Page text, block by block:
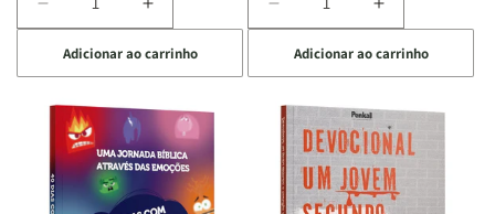
Diminuir
a
quantidade
de
Devocional
Quarto
de
Guerra
Aumentar
a
quantidade
de
Devocional
Quarto
de
Guerra
|
Adicionar ao carrinho
Diminuir
a
quantidade
de
Devocional
Café
com
Mulheres
da
Aumentar
a
quantidade
de
Devocional
Café
com
Mulheres
da
Adicionar ao carrinho